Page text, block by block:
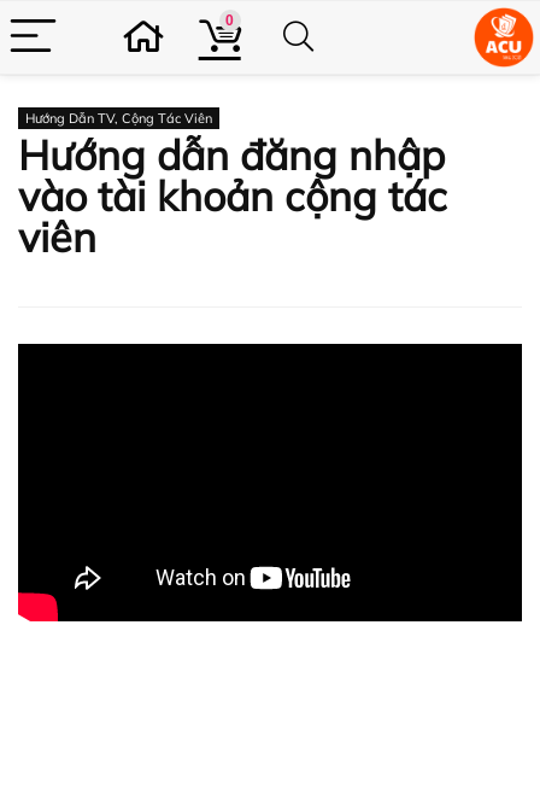
0
Hướng Dẫn TV, Cộng Tác Viên
Hướng dẫn đăng nhập
vào tài khoản cộng tác
viên